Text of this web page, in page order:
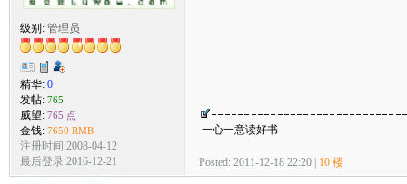
级别: 管理员
精华: 0
发帖: 765
威望: 765 点
金钱: 7650 RMB
注册时间:2008-04-12
最后登录:2016-12-21
一心一意读好书
Posted: 2011-12-18 22:20 | 10 楼